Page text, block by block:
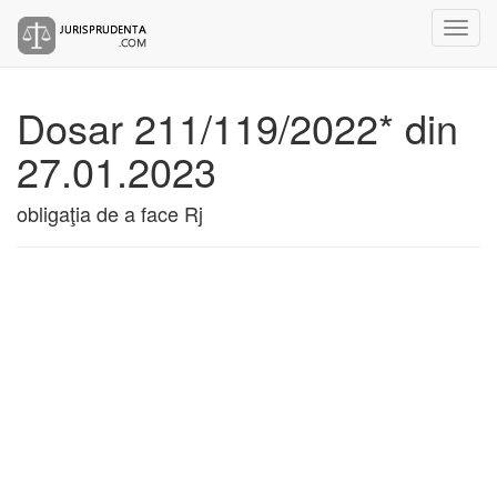
Dosar 211/119/2022* din
27.01.2023
obligaţia de a face Rj